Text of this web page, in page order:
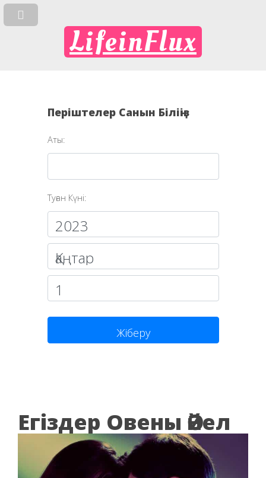
LifeinFlux
Періштелер Санын Біліңіз
Аты:
Туған Күні:
Жіберу
Егіздер Овены Әйел